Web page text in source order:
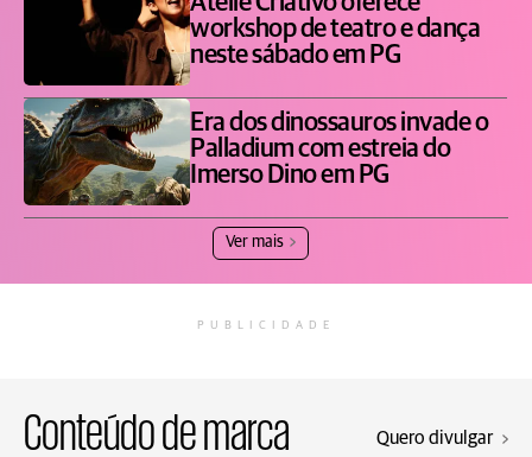
workshop de teatro e dança
neste sábado em PG
Era dos dinossauros invade o
Palladium com estreia do
Imerso Dino em PG
Ver mais
PUBLICIDADE
Conteúdo de marca Quero divulgar